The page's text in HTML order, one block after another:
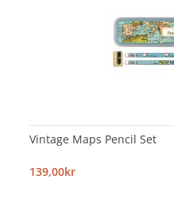
Vintage Maps Pencil Set
139,00kr